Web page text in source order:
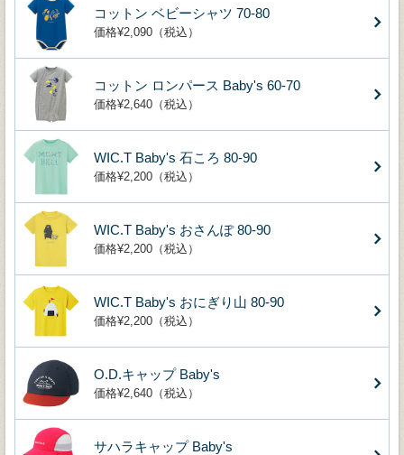
コットン ベビーシャツ 70-80
価格¥2,090（税込）
コットン ロンパース Baby's 60-70
価格¥2,640（税込）
WIC.T Baby's 石ころ 80-90
価格¥2,200（税込）
WIC.T Baby's おさんぽ 80-90
価格¥2,200（税込）
WIC.T Baby's おにぎり山 80-90
価格¥2,200（税込）
O.D.キャップ Baby's
価格¥2,640（税込）
サハラキャップ Baby's